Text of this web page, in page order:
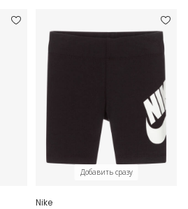
Добавить сразу
Nike